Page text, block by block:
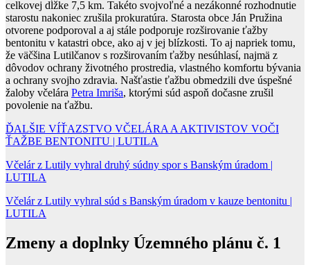
celkovej dĺžke 7,5 km. Takéto svojvoľné a nezákonné rozhodnutie
starostu nakoniec zrušila prokuratúra. Starosta obce Ján Pružina
otvorene podporoval a aj stále podporuje rozširovanie ťažby
bentonitu v katastri obce, ako aj v jej blízkosti. To aj napriek tomu,
že väčšina Lutilčanov s rozširovaním ťažby nesúhlasí, najmä z
dôvodov ochrany životného prostredia, vlastného komfortu bývania
a ochrany svojho zdravia. Našťastie ťažbu obmedzili dve úspešné
žaloby včelára Petra Imriša, ktorými súd aspoň dočasne zrušil
povolenie na ťažbu.
ĎALŠIE VÍŤAZSTVO VČELÁRA A AKTIVISTOV VOČI
ŤAŽBE BENTONITU | LUTILA
Včelár z Lutily vyhral druhý súdny spor s Banským úradom |
LUTILA
Včelár z Lutily vyhral súd s Banským úradom v kauze bentonitu |
LUTILA
Zmeny a doplnky Územného plánu č. 1